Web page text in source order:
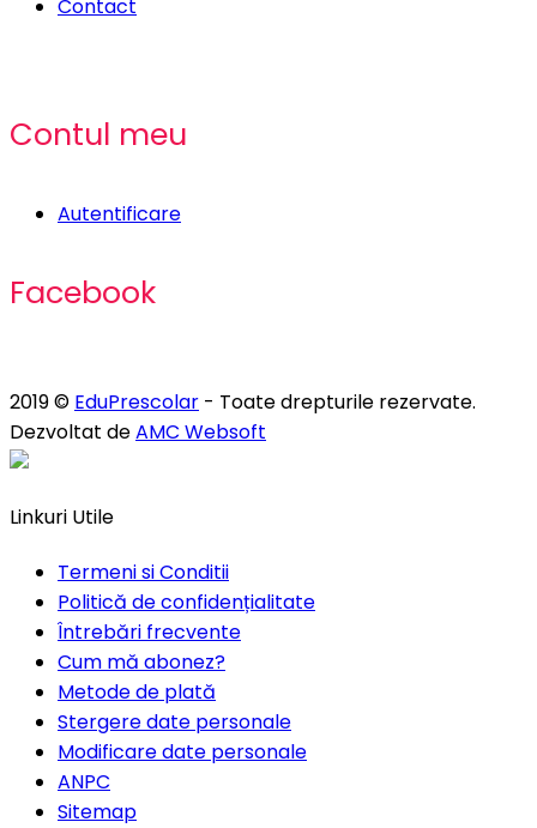
Contact
Contul meu
Autentificare
Facebook
2019 © EduPrescolar - Toate drepturile rezervate.
Dezvoltat deAMC Websoft
Linkuri Utile
Termeni si Conditii
Politică de confidențialitate
Întrebări frecvente
Cum mă abonez?
Metode de plată
Stergere date personale
Modificare date personale
ANPC
Sitemap